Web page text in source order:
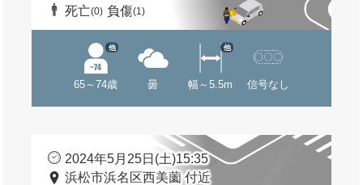
死亡(0) 負傷(1)
65～74歳
他
曇 幅～5.5m
他
信号なし
2024年5月25日(土)15:35
浜松市浜名区西美薗 付近